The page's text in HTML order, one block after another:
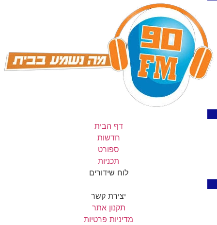
דף הבית
חדשות
ספורט
תכניות
לוח שידורים
יצירת קשר
תקנון אתר
מדיניות פרטיות